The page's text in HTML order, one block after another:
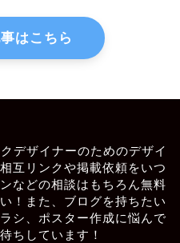
はこちら
デザイナーのためのデザイ
互リンクや掲載依頼をいつ
などの相談はもちろん無料
！また、ブログを持ちたい
シ、ポスター作成に悩んで
ちしています！